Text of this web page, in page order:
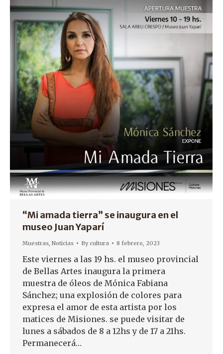
“Mi amada tierra” se inaugura en el
museo Juan Yaparí
Muestras, Noticias Bycultura 8 febrero, 2023
Este viernes a las 19 hs. el museo provincial
de Bellas Artes inaugura la primera
muestra de óleos de Mónica Fabiana
Sánchez; una explosión de colores para
expresa el amor de esta artista por los
matices de Misiones. se puede visitar de
lunes a sábados de 8 a 12hs y de 17 a 21hs.
Permanecerá…